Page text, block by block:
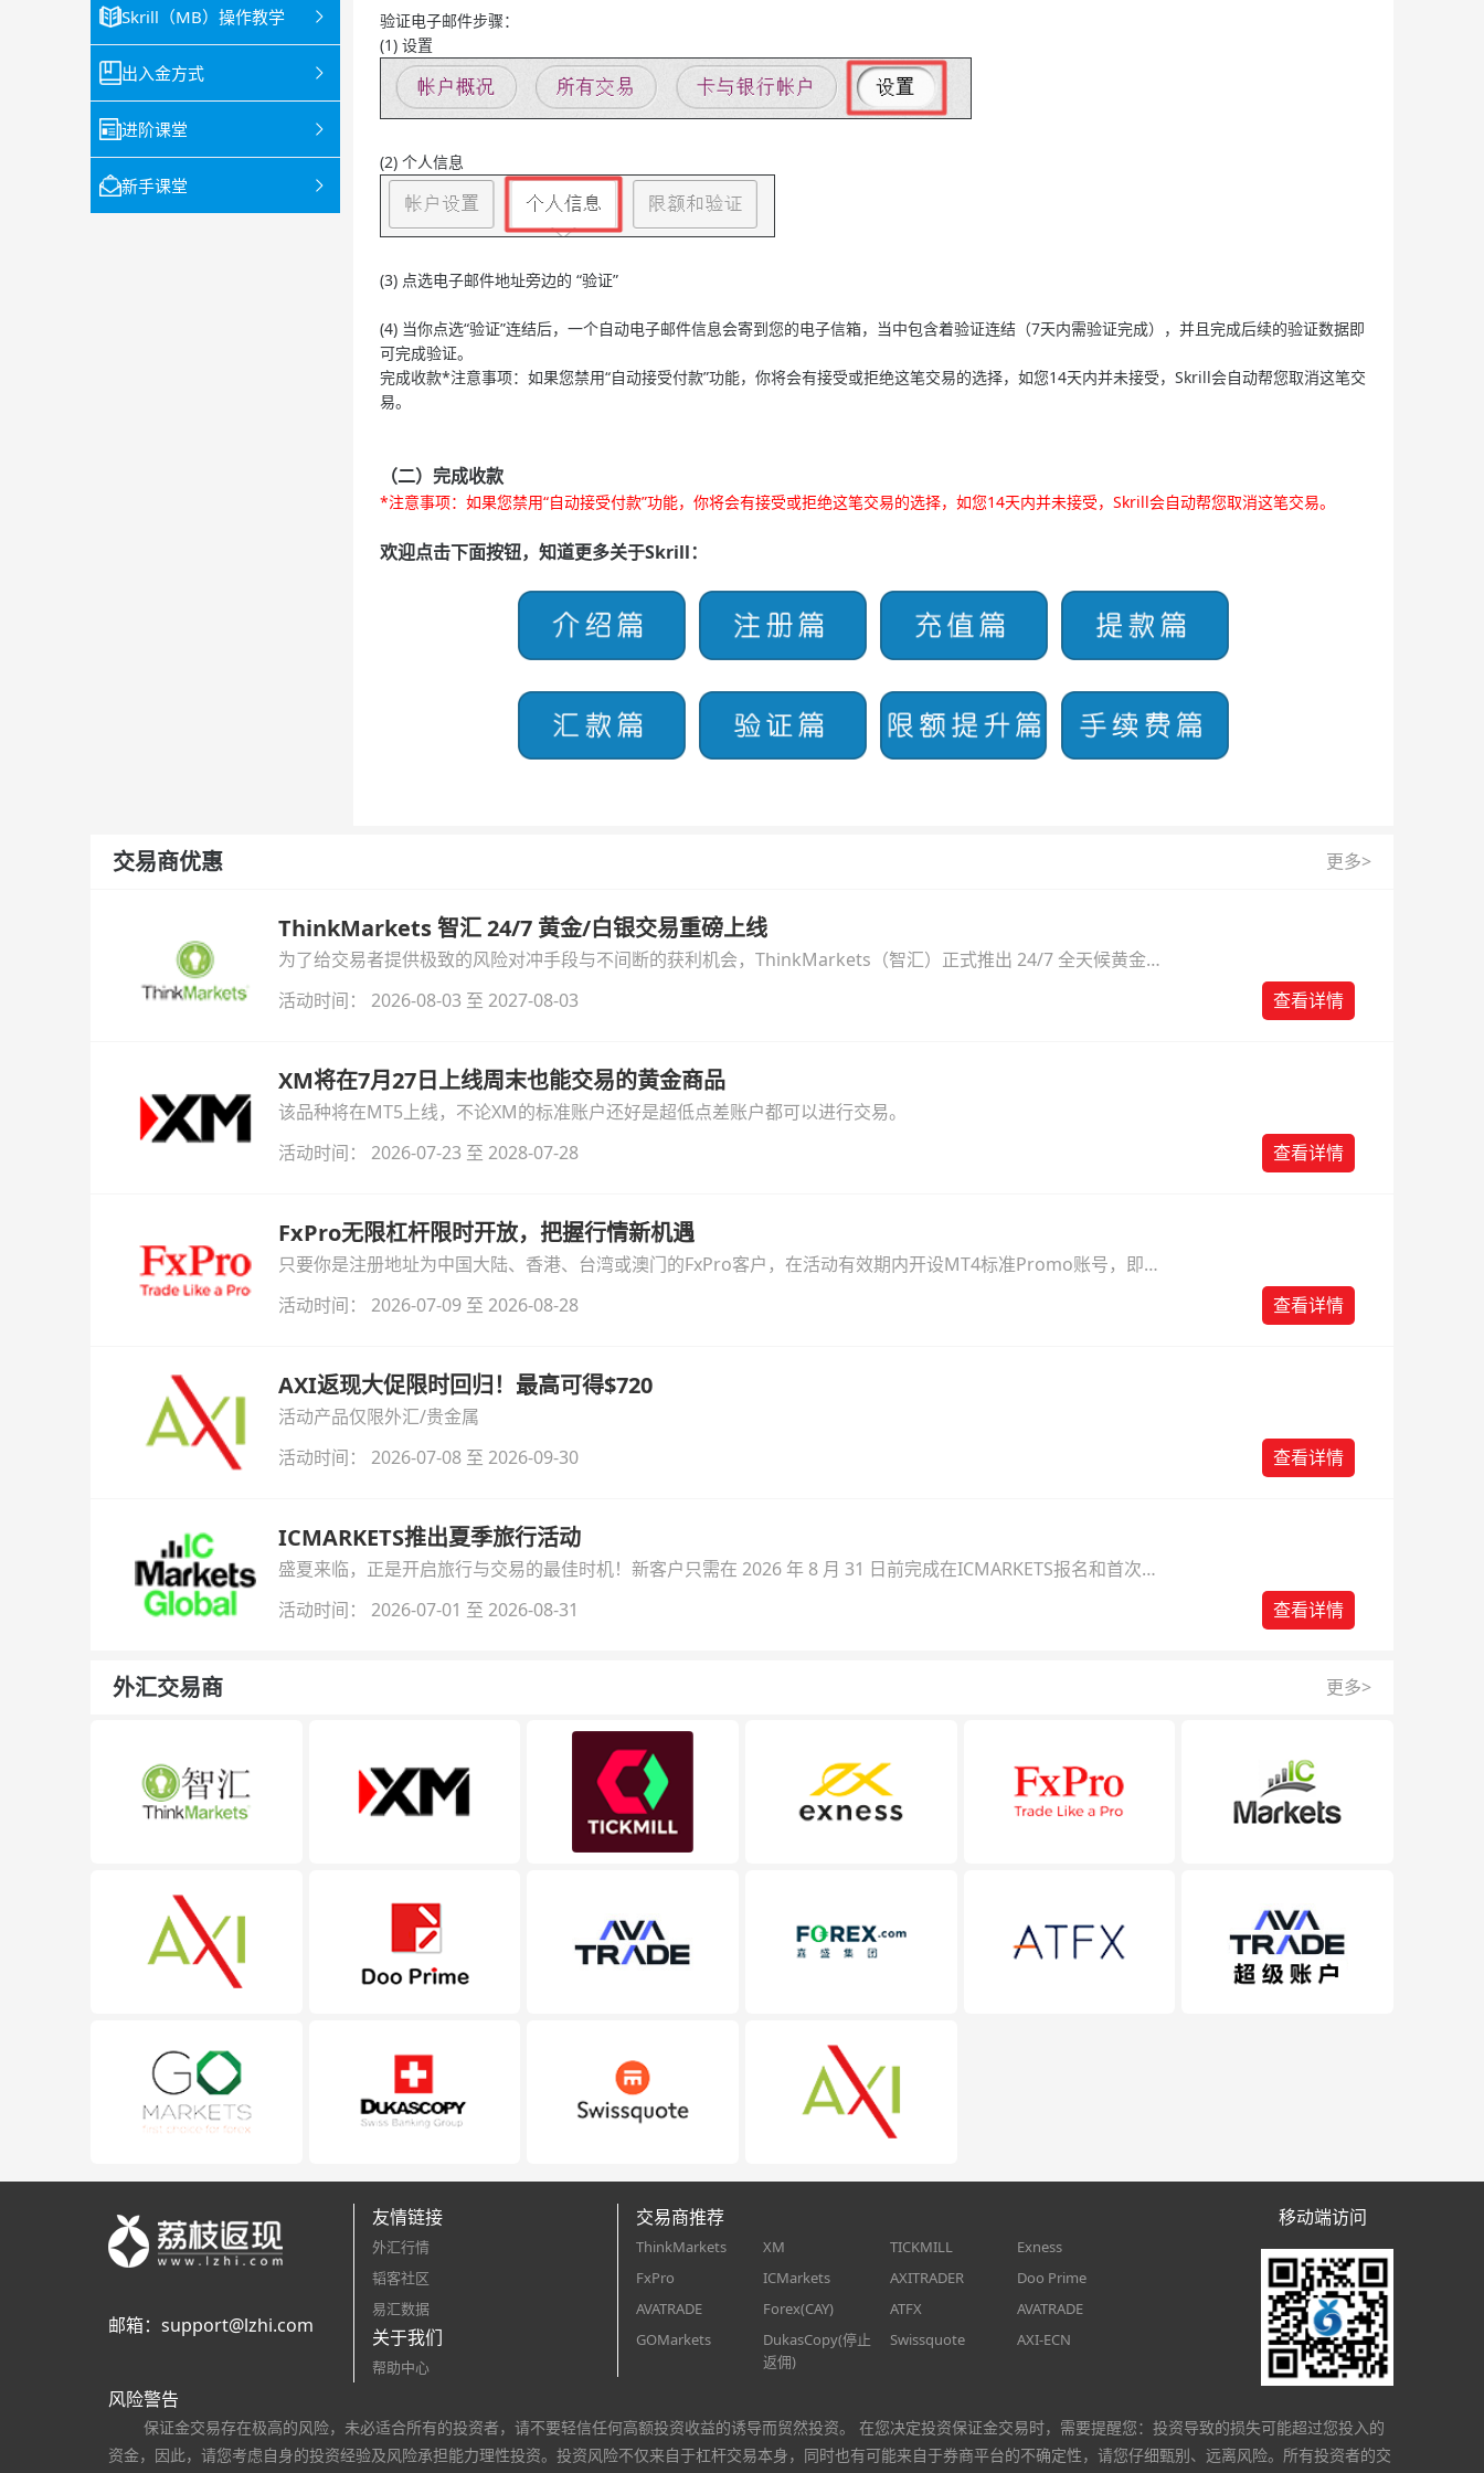
Skrill（MB）操作教学
出入金方式
进阶课堂
新手课堂
验证电子邮件步骤：
(1) 设置
(2) 个人信息
(3) 点选电子邮件地址旁边的 “验证”
(4) 当你点选“验证”连结后，一个自动电子邮件信息会寄到您的电子信箱，当中包含着验证连结（7天内需验证完成），并且完成后续的验证数据即
可完成验证。
完成收款*注意事项：如果您禁用“自动接受付款”功能，你将会有接受或拒绝这笔交易的选择，如您14天内并未接受，Skrill会自动帮您取消这笔交
易。
（二）完成收款
*注意事项：如果您禁用“自动接受付款”功能，你将会有接受或拒绝这笔交易的选择，如您14天内并未接受，Skrill会自动帮您取消这笔交易。
欢迎点击下面按钮，知道更多关于Skrill：
交易商优惠 更多>
ThinkMarkets 智汇 24/7 黄金/白银交易重磅上线
为了给交易者提供极致的风险对冲手段与不间断的获利机会，ThinkMarkets（智汇）正式推出 24/7 全天候黄金
与白银交易！本文将为您详细拆解本次升级的核心交易品种、杠杆配置、支持软件及交易细则。
活动时间： 2026-08-03 至 2027-08-03 查看详情
XM将在7月27日上线周末也能交易的黄金商品
该品种将在MT5上线，不论XM的标准账户还好是超低点差账户都可以进行交易。
活动时间： 2026-07-23 至 2028-07-28
查看详情
FxPro无限杠杆限时开放，把握行情新机遇
只要你是注册地址为中国大陆、香港、台湾或澳门的FxPro客户，在活动有效期内开设MT4标准Promo账号，即可
自动解锁无限倍杠杆福利，无需额外复杂操作。
活动时间： 2026-07-09 至 2026-08-28 查看详情
AXI返现大促限时回归！最高可得$720
活动产品仅限外汇/贵金属
活动时间： 2026-07-08 至 2026-09-30
查看详情
ICMARKETS推出夏季旅行活动
盛夏来临，正是开启旅行与交易的最佳时机！新客户只需在 2026 年 8 月 31 日前完成在ICMARKETS报名和首次入
金即可参与！
活动时间： 2026-07-01 至 2026-08-31 查看详情
外汇交易商 更多>
邮箱： support@lzhi.com
友情链接
外汇行情
韬客社区
易汇数据
关于我们
帮助中心
交易商推荐
ThinkMarkets XM TICKMILL
Exness
FxPro
ICMarkets AXITRADER
Doo Prime
AVATRADE
Forex(CAY) ATFX
AVATRADE
GOMarkets
DukasCopy(停止
返佣)
Swissquote AXI-ECN
移动端访问
风险警告
保证金交易存在极高的风险，未必适合所有的投资者，请不要轻信任何高额投资收益的诱导而贸然投资。 在您决定投资保证金交易时，需要提醒您：投资导致的损失可能超过您投入的
资金，因此，请您考虑自身的投资经验及风险承担能力理性投资。投资风险不仅来自于杠杆交易本身，同时也有可能来自于券商平台的不确定性，请您仔细甄别、远离风险。所有投资者的交